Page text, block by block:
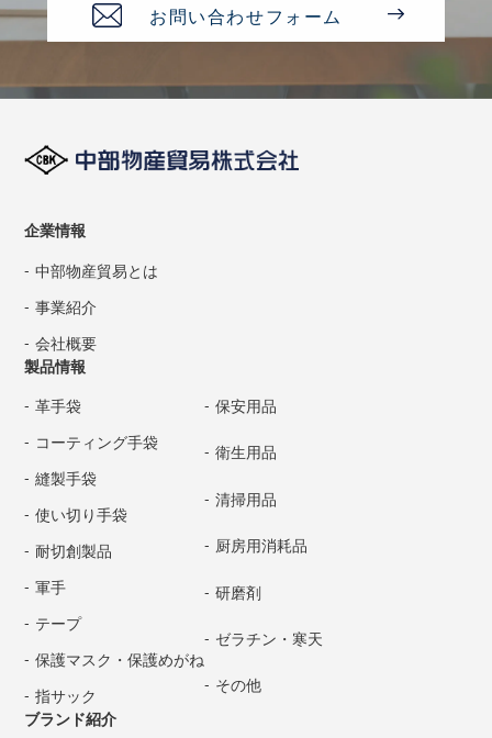
お問い合わせフォーム
企業情報
中部物産貿易とは
事業紹介
会社概要
製品情報
革手袋
コーティング手袋
縫製手袋
使い切り手袋
耐切創製品
軍手
テープ
保護マスク・保護めがね
指サック
保安用品
衛生用品
清掃用品
厨房用消耗品
研磨剤
ゼラチン・寒天
その他
ブランド紹介